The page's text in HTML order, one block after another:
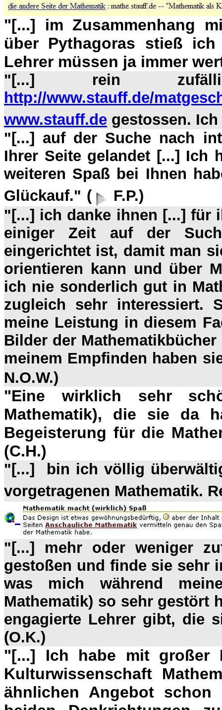
"[...] im Zusammenhang
über Pythagoras stieß
Lehrer müssen ja immer
"[...] rein
http://www.stauff.de/
www.stauff.de gestossen.
"[...] auf der Suche nach
Ihrer Seite gelandet [...] Ich
weiteren Spaß bei Ihnen
Glückauf." (
F.P.)
"[...] ich danke ihnen [...] für
einiger Zeit auf der
eingerichtet ist, damit man
orientieren kann und über
ich nie sonderlich gut in
zugleich sehr interessiert.
meine Leistung in diesem
Bilder der
meinem Empfinden haben
N.O.W.)
"Eine wirklich sehr
Mathematik), die sie da
Begeisterung für die
(C.H.)
"[...] bin ich völlig
vorgetragenen Mathematik.
"[...] mehr oder weniger
gestoßen und finde sie sehr
was mich während
Mathematik) so sehr gestört
engagierte Lehrer gibt, die
(O.K.)
"[...] Ich habe mit großer
Kulturwissenschaft
ähnlichen Angebot